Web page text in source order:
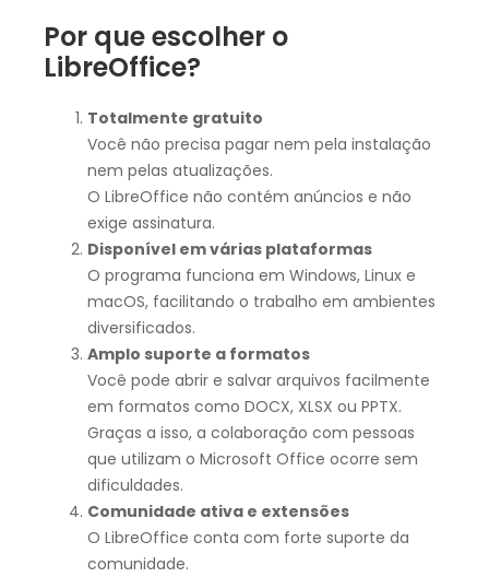
Por que escolher o
LibreOffice?
Totalmente gratuito
Você não precisa pagar nem pela instalação
nem pelas atualizações.
O LibreOffice não contém anúncios e não
exige assinatura.
Disponível em várias plataformas
O programa funciona em Windows, Linux e
macOS, facilitando o trabalho em ambientes
diversificados.
Amplo suporte a formatos
Você pode abrir e salvar arquivos facilmente
em formatos como DOCX, XLSX ou PPTX.
Graças a isso, a colaboração com pessoas
que utilizam o Microsoft Office ocorre sem
dificuldades.
Comunidade ativa e extensões
O LibreOffice conta com forte suporte da
comunidade.